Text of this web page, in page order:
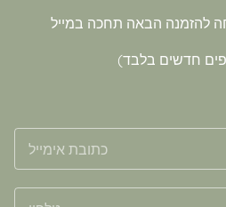
להזמנה הבאה תחכה במייל